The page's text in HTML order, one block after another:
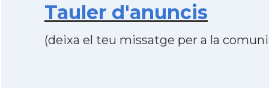
Tauler d'anuncis
(deixa el teu missatge per a la